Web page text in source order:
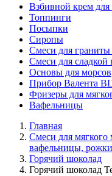
Взбивной крем для
Топпинги
Посыпки
Сиропы
Смеси для
Смеси для сладкой
Основы для
Прибор Валента
Фризеры для
Вафельницы
Главная
Смеси для
вафельницы,
Горячий шоколад
Горячий шоколад